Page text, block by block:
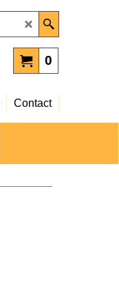
0
Contact